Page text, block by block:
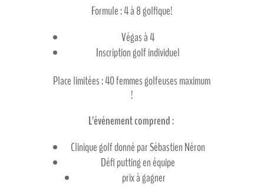
Formule : 4 à 8 golfique!
Végas à 4
Inscription golf individuel
Place limitées : 40 femmes golfeuses maximum
!
L’événement comprend:
Clinique golf donné par Sébastien Néron
Défi putting en équipe
prix à gagner